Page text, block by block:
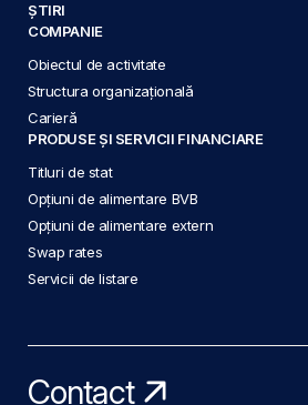
ȘTIRI
COMPANIE
Obiectul de activitate
Structura organizațională
Carieră
PRODUSE ȘI SERVICII FINANCIARE
Titluri de stat
Opțiuni de alimentare BVB
Opțiuni de alimentare extern
Swap rates
Servicii de listare
Contact